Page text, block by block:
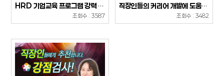
HRD 기업교육 프로그램 강력 추천! (...
조회수 : 3587
직장인들의 커리어 개발에 도움이 되는 스...
조회수 : 3482